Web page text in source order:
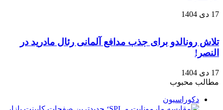
17 دی 1404
تلاش رونالدو برای جذب مدافع آلمانی رئال مادرید در
النصر!
17 دی 1404
مطالب محبوب
دکوراسیون